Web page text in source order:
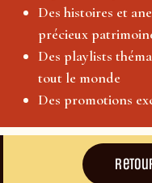
Des histoires et
précieux
Des playlists
tout le monde
Des promotions